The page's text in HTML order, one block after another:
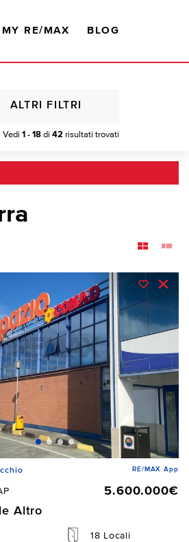
MY RE/MAX BLOG
Vedi 1 - 18 di 42 risultati trovati
ALTRI FILTRI
RE/MAX App
5.600.000€
Altro
18 Locali